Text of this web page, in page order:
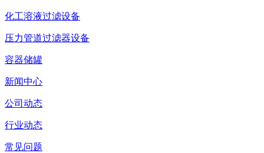
化工溶液过滤设备
压力管道过滤器设备
容器储罐
新闻中心
公司动态
行业动态
常见问题